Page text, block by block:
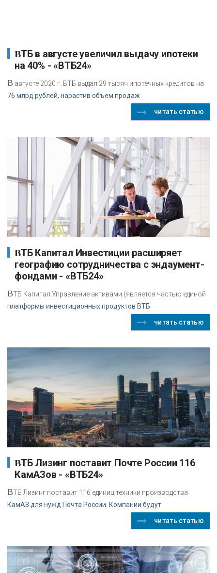
ВТБ в августе увеличил выдачу ипотеки
на 40% - «ВТБ24»
В августе 2020 г. ВТБ выдал 29 тысяч ипотечных кредитов на
76 млрд рублей, нарастив объем продаж
читать статью
ВТБ Капитал Инвестиции расширяет
географию сотрудничества с эндаумент-
фондами - «ВТБ24»
ВТБ Капитал Управление активами (является частью единой
платформы инвестиционных продуктов ВТБ
читать статью
ВТБ Лизинг поставит Почте России 116
КамАЗов - «ВТБ24»
ВТБ Лизинг поставит 116 единиц техники производства
КамАЗ для нужд Почта России. Компании будут
читать статью